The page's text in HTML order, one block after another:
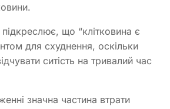
що “клітковина є
для схуднення, оскільки
ситість на тривалий час
значна частина втрати